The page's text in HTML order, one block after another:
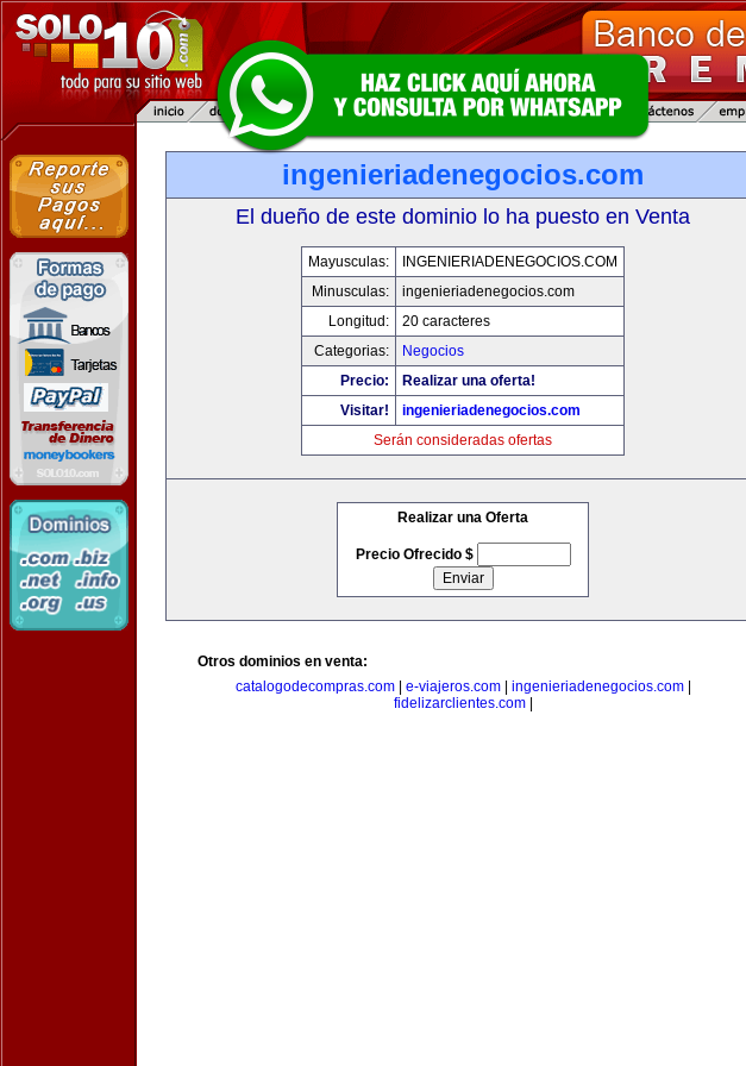
ingenieriadenegocios.com
El dueño de este dominio lo ha puesto en Venta
Mayusculas:
INGENIERIADENEGOCIOS.COM
Minusculas:
ingenieriadenegocios.com
Longitud:
20 caracteres
Categorias:
Negocios
Precio:
Realizar una oferta!
Visitar!
ingenieriadenegocios.com
Serán consideradas ofertas
Realizar una Oferta
Precio Ofrecido $
Otros dominios en venta:
catalogodecompras.com| e-viajeros.com| ingenieriadenegocios.com|
fidelizarclientes.com|